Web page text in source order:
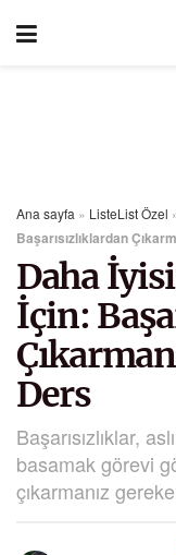
Ana sayfa » ListeList Özel
Başarısızlıklardan
Daha
İçin:
Ders
Başarısızlıklar,
basamak görevi
çıkarmanız